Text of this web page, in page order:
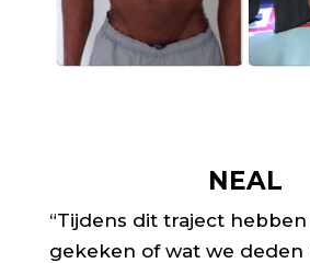
NEAL
“Tijdens dit traject
gekeken of wat we deden